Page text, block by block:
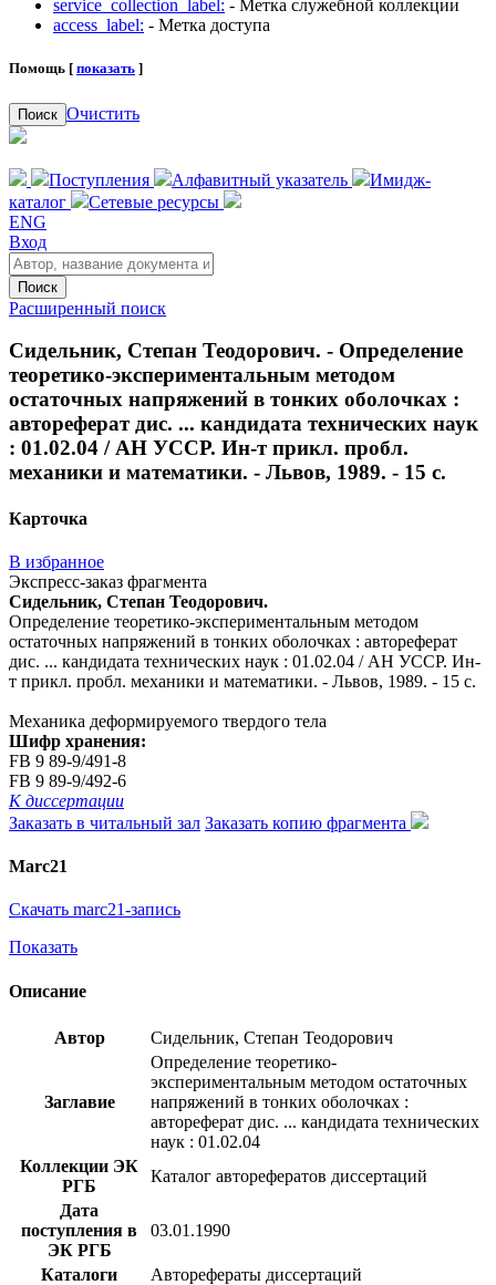
service_collection_label: - Метка служебной коллекции
access_label: - Метка доступа
Помощь [ показать ]
Поиск Очистить
Поступления Алфавитный указатель
Имидж-
каталог
Сетевые ресурсы
ENG
Вход
Поиск
Расширенный поиск
Сидельник, Степан Теодорович. - Определение
теоретико-экспериментальным методом
остаточных напряжений в тонких оболочках :
автореферат дис. ... кандидата технических наук
: 01.02.04 / АН УССР. Ин-т прикл. пробл.
механики и математики. - Львов, 1989. - 15 с.
Карточка
В избранное
Экспресс-заказ фрагмента
Сидельник, Степан Теодорович.
Определение теоретико-экспериментальным методом
остаточных напряжений в тонких оболочках : автореферат
дис. ... кандидата технических наук : 01.02.04 / АН УССР. Ин-
т прикл. пробл. механики и математики. - Львов, 1989. - 15 с.
Механика деформируемого твердого тела
Шифр хранения:
FB 9 89-9/491-8
FB 9 89-9/492-6
К диссертации
Заказать в читальный зал Заказать копию фрагмента
Marc21
Скачать marc21-запись
Показать
Описание
Автор Сидельник, Степан Теодорович
Заглавие
Определение теоретико-
экспериментальным методом остаточных
напряжений в тонких оболочках :
автореферат дис. ... кандидата технических
наук : 01.02.04
Коллекции ЭК
РГБ
Каталог авторефератов диссертаций
Дата
поступления в
ЭК РГБ
03.01.1990
Каталоги
Авторефераты диссертаций